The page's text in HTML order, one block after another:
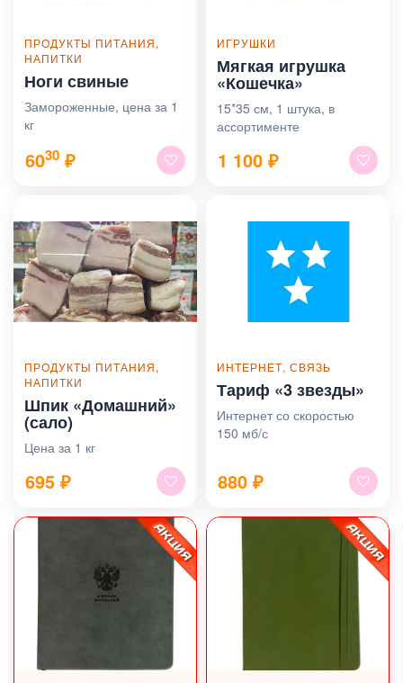
ПРОДУКТЫ ПИТАНИЯ,
НАПИТКИ
Ноги свиные
Замороженные, цена за 1
кг
6030 ₽
ИГРУШКИ
Мягкая игрушка
«Кошечка»
15*35 см, 1 штука, в
ассортименте
1 100 ₽
ПРОДУКТЫ ПИТАНИЯ,
НАПИТКИ
Шпик «Домашний»
(сало)
Цена за 1 кг
695 ₽
ИНТЕРНЕТ, СВЯЗЬ
Тариф «3 звезды»
Интернет со скоростью
150 мб/с
880 ₽